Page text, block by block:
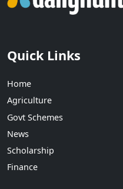
Quick Links
Home
Agriculture
Govt Schemes
News
Scholarship
Finance